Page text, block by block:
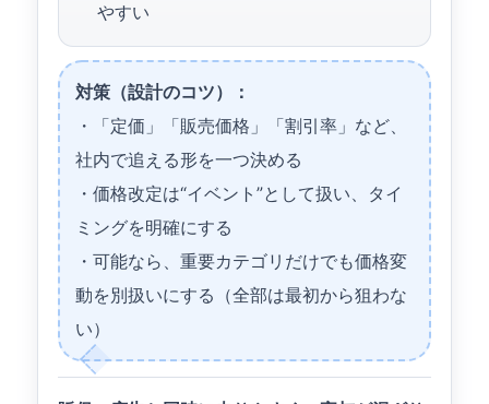
やすい
対策（設計のコツ）：
・「定価」「販売価格」「割引率」など、
社内で追える形を一つ決める
・価格改定は“イベント”として扱い、タイ
ミングを明確にする
・可能なら、重要カテゴリだけでも価格変
動を別扱いにする（全部は最初から狙わな
い）